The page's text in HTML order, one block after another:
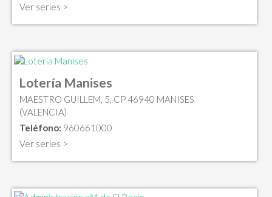
Ver series >
Lotería Manises
MAESTRO GUILLEM, 5, CP 46940 MANISES
(VALENCIA)
Teléfono: 960661000
Ver series >